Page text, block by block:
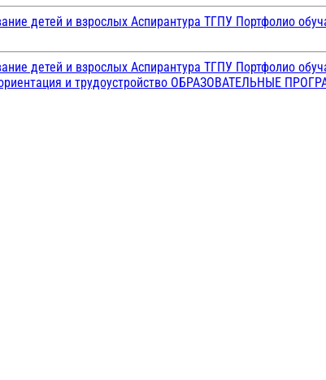
детей и взрослых Аспирантура ТГПУ Портфолио
детей и взрослых Аспирантура ТГПУ Портфолио
и трудоустройство ОБРАЗОВАТЕЛЬНЫЕ